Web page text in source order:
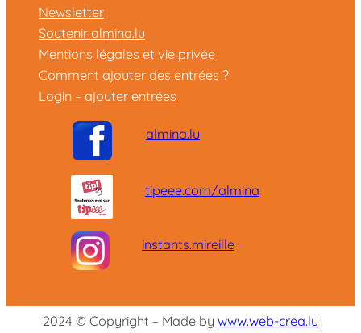
Newsletter
Soutenir almina.lu
Mentions légales et vie privée
Comment ajouter des entrées ?
Login – ajouter entrées
almina.lu
tipeee.com/almina
instants.mireille
2024 © Copyright – Made by www.web-crea.lu